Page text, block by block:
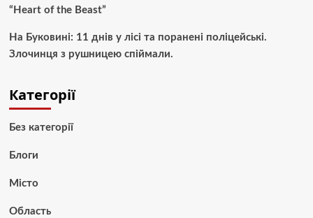
“Heart of the Beast”
На Буковині: 11 днів у лісі та поранені поліцейські.
Злочинця з рушницею спіймали.
Категорії
Без категорії
Блоги
Місто
Область